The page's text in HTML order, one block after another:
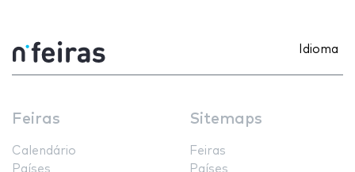
Idioma
Feiras
Calendário
Países
Sitemaps
Feiras
Países